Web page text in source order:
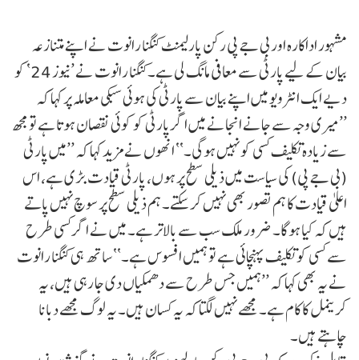
مشہور اداکارہ اور بی جے پی رکن پارلیمنٹ کنگنا رانوت نے اپنے متنازعہ
بیان کے لیے پارٹی سے معافی مانگ لی ہے۔کنگنا رانوت نے ’نیوز 24‘ کو
دیے ایک انٹرویو میں اپنے بیان سے پارٹی کی ہوئی سبکی معاملہ پر کہا کہ
’’میری وجہ سے جانے انجانے میں اگر پارٹی کو کوئی نقصان ہوتا ہے تو مجھ
سے زیادہ تکلیف کسی کو نہیں ہوگی۔‘‘ انھوں نے مزید کہا کہ ’’میں پارٹی
(بی جے پی) کی سیاست میں ذیلی سطح پر ہوں، پارٹی قیادت بڑی ہے، اس
اعلیٰ قیادت کا ہم تصور بھی نہیں کر سکتے۔ ہم ذیلی سطح پر سوچ نہیں پاتے
ہیں کہ کیا ہوگا۔ ضرور ملک سب سے بالاتر ہے۔ میں نے اگر کسی طرح
سے کسی کو تکلیف پہنچائی ہے تو ہمیں افسوس ہے۔‘‘ ساتھ ہی کنگنا رانوت
نے یہ بھی کہا کہ ’’ہمیں جس طرح سے دھمکیاں دی جا رہی ہیں، یہ
کریمنل کا کام ہے۔ مجھے نہیں لگتا کہ یہ کسان ہیں۔ یہ لوگ مجھے دبانا
چاہتے ہیں۔